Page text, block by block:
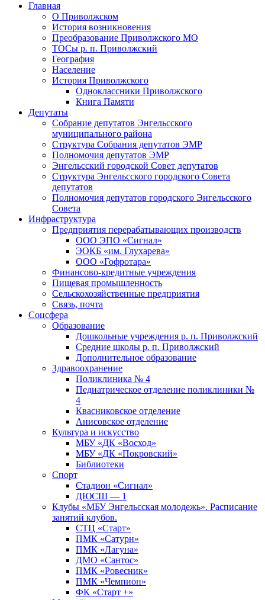
Главная
О Приволжском
История возникновения
Преобразование Приволжского МО
ТОСы р. п. Приволжский
География
Население
История Приволжского
Одноклассники Приволжского
Книга Памяти
Депутаты
Собрание депутатов Энгельсского
муниципального района
Структура Собрания депутатов ЭМР
Полномочия депутатов ЭМР
Энгельсский городской Совет депутатов
Структура Энгельсского городского Совета
депутатов
Полномочия депутатов городского Энгельсского
Совета
Инфраструктура
Предприятия перерабатывающих производств
ООО ЭПО «Сигнал»
ЭОКБ «им. Глухарева»
ООО «Гофротара»
Финансово-кредитные учреждения
Пищевая промышленность
Сельскохозяйственные предприятия
Связь, почта
Соцсфера
Образование
Дошкольные учреждения р. п. Приволжский
Средние школы р. п. Приволжский
Дополнительное образование
Здравоохранение
Поликлиника № 4
Педиатрическое отделение поликлиники №
4
Квасниковское отделение
Анисовское отделение
Культура и искусство
МБУ «ДК «Восход»
МБУ «ДК «Покровский»
Библиотеки
Спорт
Стадион «Сигнал»
ДЮСШ — 1
Клубы «МБУ Энгельсская молодежь». Расписание
занятий клубов.
СТЦ «Старт»
ПМК «Сатурн»
ПМК «Лагуна»
ДМО «Сантос»
ПМК «Ровесник»
ПМК «Чемпион»
ФК «Старт +»